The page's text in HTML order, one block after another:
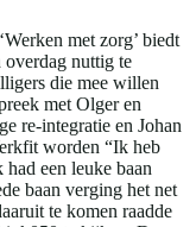
met zorg’ biedt
overdag nuttig te
die mee willen
met Olger en
re-integratie en Johan
worden “Ik heb
een leuke baan
baan verging het net
te komen raadde